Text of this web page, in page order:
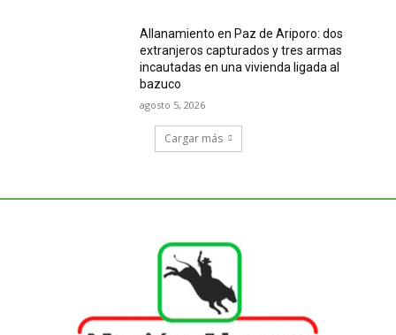
Allanamiento en Paz de Ariporo: dos
extranjeros capturados y tres armas
incautadas en una vivienda ligada al
bazuco
agosto 5, 2026
Cargar más